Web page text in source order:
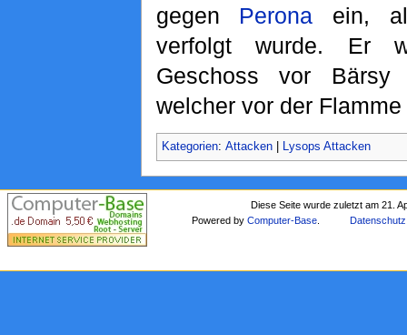
gegen Perona ein,
verfolgt wurde. Er
Geschoss vor
welcher vor der
Kategorien: Attacken| Lysops Attacken
Diese Seite wurde zuletzt am 21.
Powered byComputer-Base Datenschutz